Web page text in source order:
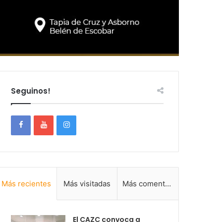
Seguinos!
Más recientes Más visitadas Más comentadas
El CAZC convoca a